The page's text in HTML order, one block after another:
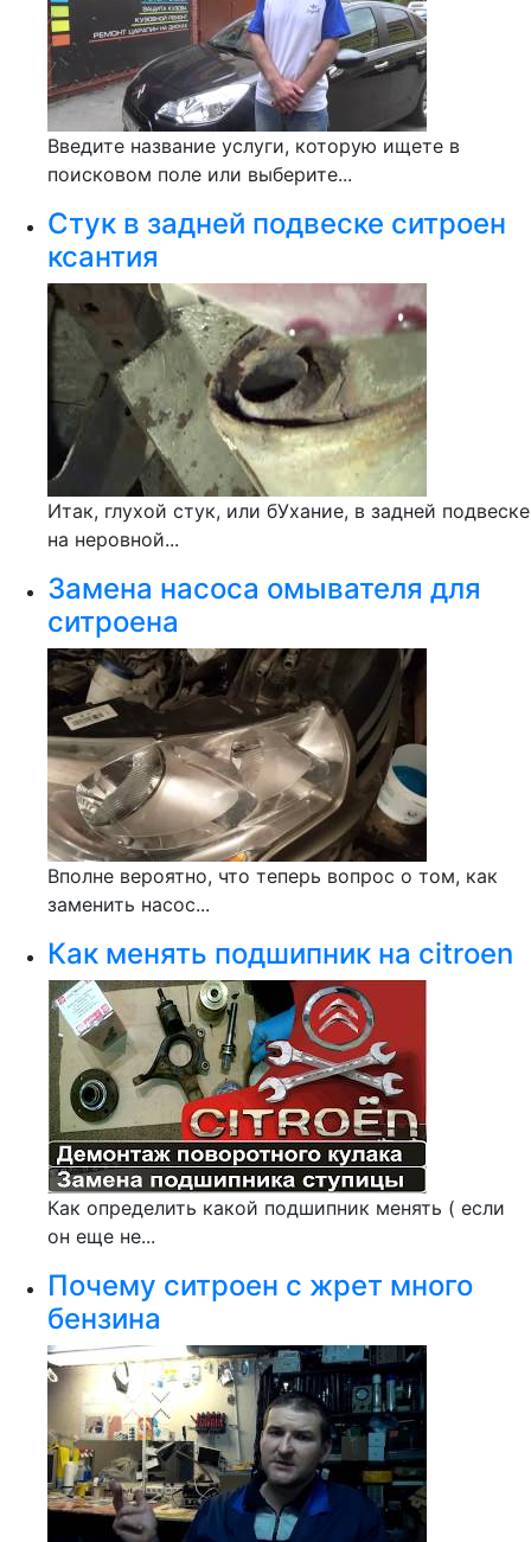
Введите название услуги, которую ищете в
поисковом поле или выберите...
Стук в задней подвеске ситроен
ксантия
Итак, глухой стук, или бУхание, в задней подвеске
на неровной...
Замена насоса омывателя для
ситроена
Вполне вероятно, что теперь вопрос о том, как
заменить насос...
Как менять подшипник на citroen
Как определить какой подшипник менять ( если
он еще не...
Почему ситроен с жрет много
бензина